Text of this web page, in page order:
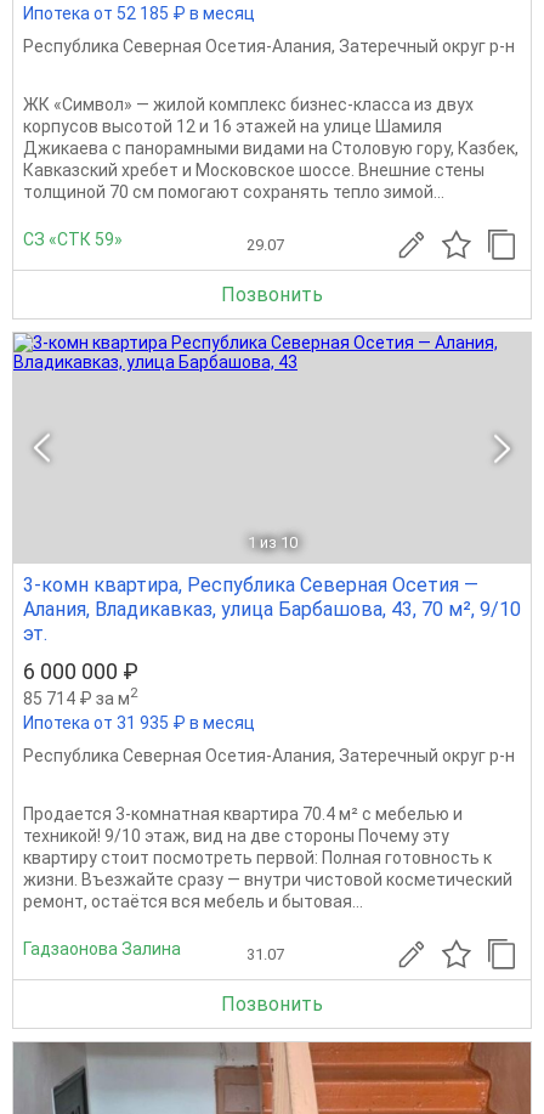
Ипотека от 52 185 ₽ в месяц
Республика Северная Осетия-Алания, Затеречный округ р-н
ЖК «Символ» — жилой комплекс бизнес-класса из двух
корпусов высотой 12 и 16 этажей на улице Шамиля
Джикаева с панорамными видами на Столовую гору, Казбек,
Кавказский хребет и Московское шоссе. Внешние стены
толщиной 70 см помогают сохранять тепло зимой...
СЗ «СТК 59» 29.07
Позвонить
1 из 10
3-комн квартира, Республика Северная Осетия —
Алания, Владикавказ, улица Барбашова, 43, 70 м², 9/10
эт.
6 000 000 ₽
85 714 ₽ за м2
Ипотека от 31 935 ₽ в месяц
Республика Северная Осетия-Алания, Затеречный округ р-н
Продается 3-комнатная квартира 70.4 м² с мебелью и
техникой! 9/10 этаж, вид на две стороны Почему эту
квартиру стоит посмотреть первой: Полная готовность к
жизни. Въезжайте сразу — внутри чистовой косметический
ремонт, остаётся вся мебель и бытовая...
Гадзаонова Залина 31.07
Позвонить